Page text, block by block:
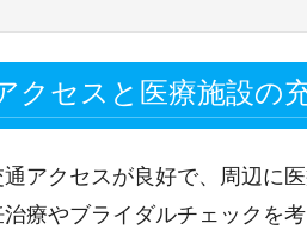
クセスと医療施設の
アクセスが良好で、周辺に
療やブライダルチェックを